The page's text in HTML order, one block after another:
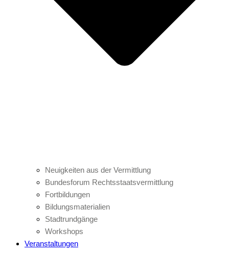
Neuigkeiten aus der Vermittlung
Bundesforum Rechtsstaatsvermittlung
Fortbildungen
Bildungsmaterialien
Stadtrundgänge
Workshops
Veranstaltungen